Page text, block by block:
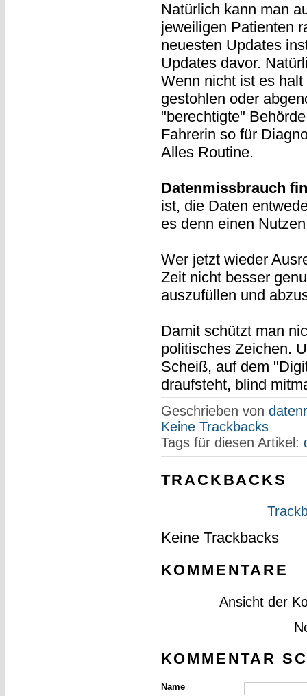
Natürlich kann man
jeweiligen Patienten
neuesten Updates
Updates davor.
Wenn nicht ist es
gestohlen oder
"berechtigte"
Fahrerin so für
Alles Routine.
Datenmissbrauch
ist, die Daten
es denn einen
Wer jetzt wieder
Zeit nicht besser
auszufüllen und
Damit schützt man
politisches Zeichen.
Scheiß, auf dem
draufsteht, blind
Geschrieben von
Keine Trackbacks
Tags für diesen Artikel:
TRACKBACKS
Keine Trackbacks
KOMMENTARE
Ansicht der
KOMMENTAR
Name